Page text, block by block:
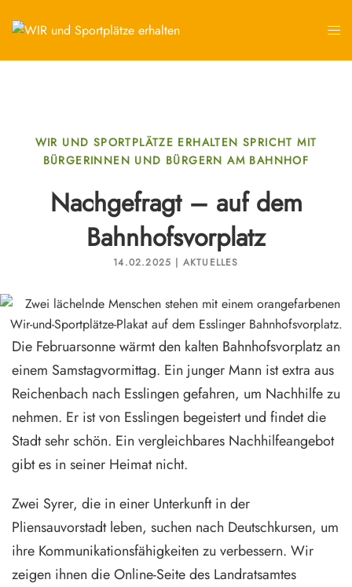
WIR UND SPORTPLÄTZE ERHALTEN SPRICHT MIT
BÜRGERINNEN UND BÜRGERN AM BAHNHOF
Nachgefragt – auf dem
Bahnhofsvorplatz
14.02.2025 | AKTUELLES
Die Februarsonne wärmt den kalten Bahnhofsvorplatz an
einem Samstagvormittag. Ein junger Mann ist extra aus
Reichenbach nach Esslingen gefahren, um Nachhilfe zu
nehmen. Er ist von Esslingen begeistert und findet die
Stadt sehr schön. Ein vergleichbares Nachhilfeangebot
gibt es in seiner Heimat nicht.
Zwei Syrer, die in einer Unterkunft in der
Pliensauvorstadt leben, suchen nach Deutschkursen, um
ihre Kommunikationsfähigkeiten zu verbessern. Wir
zeigen ihnen die Online-Seite des Landratsamtes